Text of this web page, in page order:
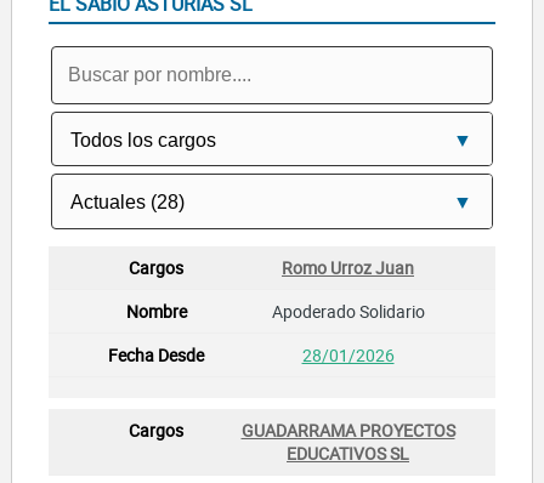
Romo Urroz Juan
Apoderado Solidario
28/01/2026
GUADARRAMA PROYECTOS
EDUCATIVOS SL